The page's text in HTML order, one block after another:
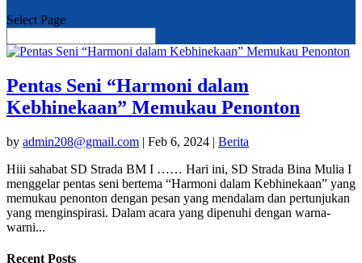
Select Page
Pentas Seni “Harmoni dalam
Kebhinekaan” Memukau Penonton
by admin208@gmail.com | Feb 6, 2024 | Berita
Hiii sahabat SD Strada BM I …… Hari ini, SD Strada Bina Mulia I
menggelar pentas seni bertema “Harmoni dalam Kebhinekaan” yang
memukau penonton dengan pesan yang mendalam dan pertunjukan
yang menginspirasi. Dalam acara yang dipenuhi dengan warna-
warni...
Recent Posts